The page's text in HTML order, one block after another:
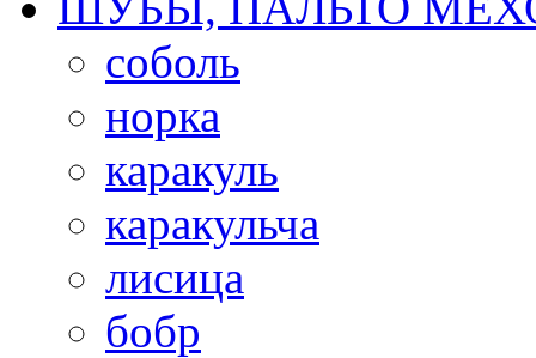
соболь
норка
каракуль
каракульча
лисица
бобр